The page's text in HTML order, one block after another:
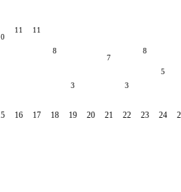
11
16
11
17
8
18
3
19 20
7
21
3
22
8
23
5
24